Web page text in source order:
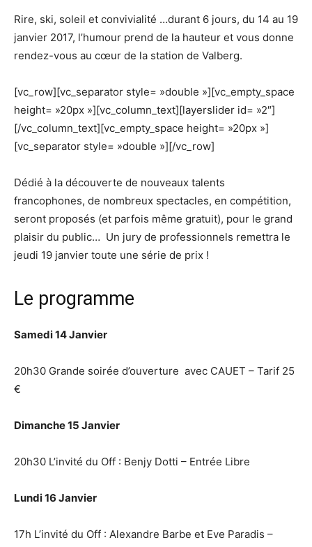
Rire, ski, soleil et convivialité …durant 6 jours, du 14 au 19
janvier 2017, l’humour prend de la hauteur et vous donne
rendez-vous au cœur de la station de Valberg.
[vc_row][vc_separator style= »double »][vc_empty_space
height= »20px »][vc_column_text][layerslider id= »2″]
[/vc_column_text][vc_empty_space height= »20px »]
[vc_separator style= »double »][/vc_row]
Dédié à la découverte de nouveaux talents
francophones, de nombreux spectacles, en compétition,
seront proposés (et parfois même gratuit), pour le grand
plaisir du public… Un jury de professionnels remettra le
jeudi 19 janvier toute une série de prix !
Le programme
Samedi 14 Janvier
20h30 Grande soirée d’ouverture avec CAUET – Tarif 25
€
Dimanche 15 Janvier
20h30 L’invité du Off : Benjy Dotti – Entrée Libre
Lundi 16 Janvier
17h L’invité du Off : Alexandre Barbe et Eve Paradis –